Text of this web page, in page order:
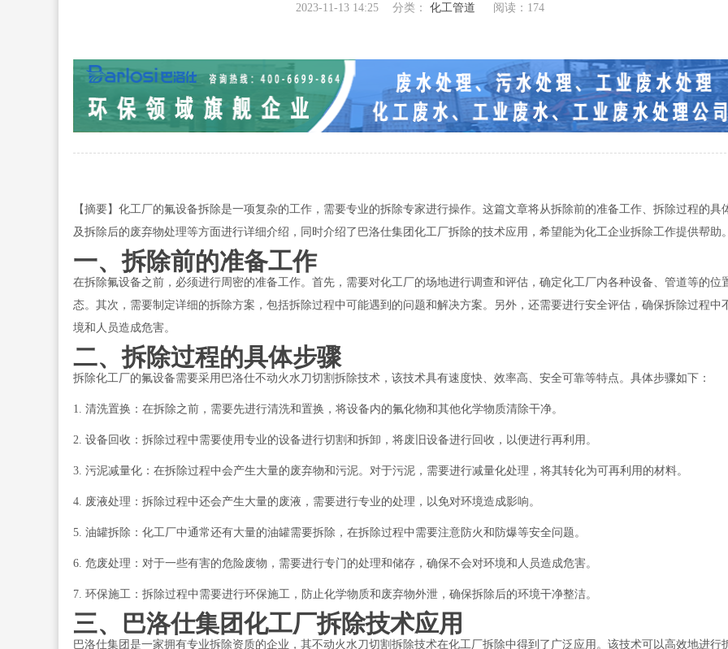
2023-11-13 14:25 分类：化工管道 阅读： 174
【摘要】化工厂的氟设备拆除是一项复杂的工作，需要专业的拆除专家进行操作。这篇文章将从拆除前的准备工作、拆除过程的具
及拆除后的废弃物处理等方面进行详细介绍，同时介绍了巴洛仕集团化工厂拆除的技术应用，希望能为化工企业拆除工作提供帮助
一、拆除前的准备工作
在拆除氟设备之前，必须进行周密的准备工作。首先，需要对化工厂的场地进行调查和评估，确定化工厂内各种设备、管道等的位
态。其次，需要制定详细的拆除方案，包括拆除过程中可能遇到的问题和解决方案。另外，还需要进行安全评估，确保拆除过程中
境和人员造成危害。
二、拆除过程的具体步骤
拆除化工厂的氟设备需要采用巴洛仕不动火水刀切割拆除技术，该技术具有速度快、效率高、安全可靠等特点。具体步骤如下：
1. 清洗置换：在拆除之前，需要先进行清洗和置换，将设备内的氟化物和其他化学物质清除干净。
2. 设备回收：拆除过程中需要使用专业的设备进行切割和拆卸，将废旧设备进行回收，以便进行再利用。
3. 污泥减量化：在拆除过程中会产生大量的废弃物和污泥。对于污泥，需要进行减量化处理，将其转化为可再利用的材料。
4. 废液处理：拆除过程中还会产生大量的废液，需要进行专业的处理，以免对环境造成影响。
5. 油罐拆除：化工厂中通常还有大量的油罐需要拆除，在拆除过程中需要注意防火和防爆等安全问题。
6. 危废处理：对于一些有害的危险废物，需要进行专门的处理和储存，确保不会对环境和人员造成危害。
7. 环保施工：拆除过程中需要进行环保施工，防止化学物质和废弃物外泄，确保拆除后的环境干净整洁。
三、巴洛仕集团化工厂拆除技术应用
巴洛仕集团是一家拥有专业拆除资质的企业，其不动火水刀切割拆除技术在化工厂拆除中得到了广泛应用。该技术可以高效地进行